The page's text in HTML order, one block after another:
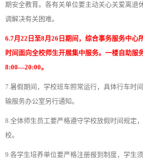
期安全教育。各有关单位要主动关心关爱离退
调解决有关困难。
6.7月22日至8月26日期间，综合事务服务中心
时间面向全校师生开展集中服务。一楼自助服
8:00—20:00。
7.暑假期间，学校班车照常运行，具体行车时
输服务办公室另行通知。
8.全体师生员工要严格遵守学校放假时间规定
校。
9.各学生培养单位要严格注册报到制度，学生